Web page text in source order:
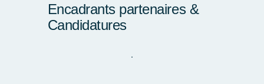
Encadrants partenaires &
Candidatures
.